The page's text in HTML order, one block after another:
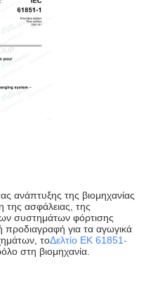
ανάπτυξης της βιομηχανίας
της ασφάλειας, της
συστημάτων φόρτισης
προδιαγραφή για τα αγωγικά
τοΔελτίο ΕΚ 61851-
στη βιομηχανία.